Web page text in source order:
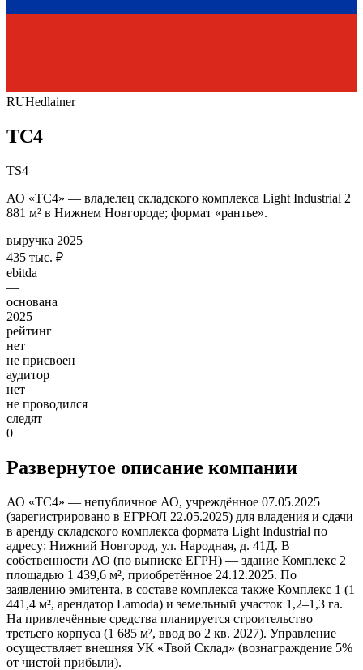
RUHedlainer
ТС4
TS4
АО «ТС4» — владелец складского комплекса Light Industrial 2
881 м² в Нижнем Новгороде; формат «рантье».
выручка 2025
435 тыс. ₽
ebitda
—
основана
2025
рейтинг
нет
не присвоен
аудитор
нет
не проводился
следят
0
Развернутое описание компании
АО «ТС4» — непубличное АО, учреждённое 07.05.2025
(зарегистрировано в ЕГРЮЛ 22.05.2025) для владения и сдачи
в аренду складского комплекса формата Light Industrial по
адресу: Нижний Новгород, ул. Народная, д. 41Д. В
собственности АО (по выписке ЕГРН) — здание Комплекс 2
площадью 1 439,6 м², приобретённое 24.12.2025. По
заявлению эмитента, в составе комплекса также Комплекс 1 (1
441,4 м², арендатор Lamoda) и земельный участок 1,2–1,3 га.
На привлечённые средства планируется строительство
третьего корпуса (1 685 м², ввод во 2 кв. 2027). Управление
осуществляет внешняя УК «Твой Склад» (вознаграждение 5%
от чистой прибыли).